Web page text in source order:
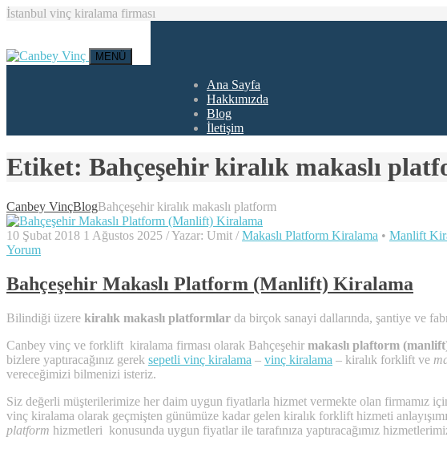
İstanbul vinç kiralama firması
MENÜ
Ana Sayfa
Hakkımızda
Blog
İletişim
Etiket: Bahçeşehir kiralık makaslı
Canbey VinçBlogBahçeşehir kiralık makaslı platform
10 Şubat 2018 1 Ağustos 2025 /Yazar: Umit / Makaslı Platform Kiralama • Manlift
Yorum
Bahçeşehir Makaslı Platform (Manlift) Kiralama
Bilindiği üzere kiralık makaslı platformlar da birçok sanayi dallarında, şantiye ve
Canbey vinç ve forklift kiralama firması olarak Bahçeşehir makaslı plaftorm
bizlere yaptıracağınız gerek sepetli vinç kiralama – vinç kiralama – kiralık forklift ve
vereceğimizi bilmenizi isteriz.
Siz değerli müşterilerimize her daim uygun fiyatlarla hizmet vermekte olan firmamız
vinç kiralama olarak geçmişten günümüze kadar gelen kiralık forklift hizmeti
platform hizmetleri konusunda uygun fiyatlar ile tarafınıza yaptıracağımız